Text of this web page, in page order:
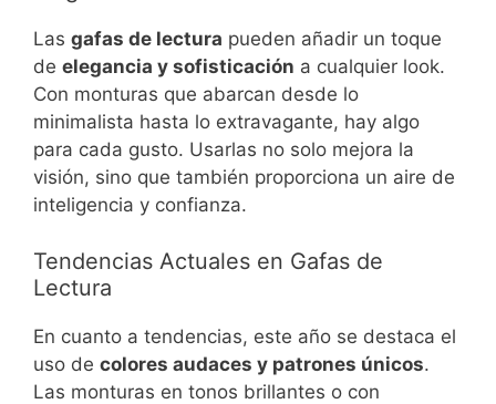
Las gafas de lectura pueden añadir un toque
de elegancia y sofisticación a cualquier look.
Con monturas que abarcan desde lo
minimalista hasta lo extravagante, hay algo
para cada gusto. Usarlas no solo mejora la
visión, sino que también proporciona un aire de
inteligencia y confianza.
Tendencias Actuales en Gafas de
Lectura
En cuanto a tendencias, este año se destaca el
uso de colores audaces y patrones únicos.
Las monturas en tonos brillantes o con